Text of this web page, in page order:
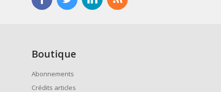
Boutique
Abonnements
Crédits articles